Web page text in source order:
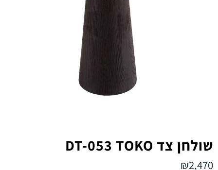
שולחן צד DT-053 TOKO
₪2,470